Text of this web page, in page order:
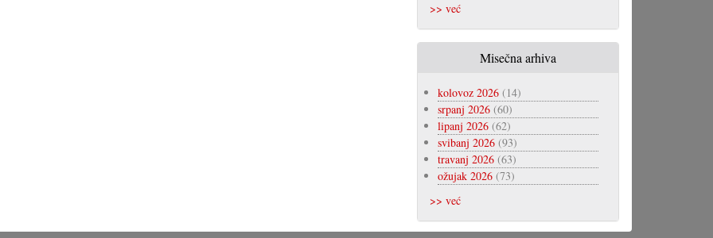
>> već
Misečna arhiva
kolovoz 2026(14)
srpanj 2026(60)
lipanj 2026(62)
svibanj 2026(93)
travanj 2026(63)
ožujak 2026(73)
>> već